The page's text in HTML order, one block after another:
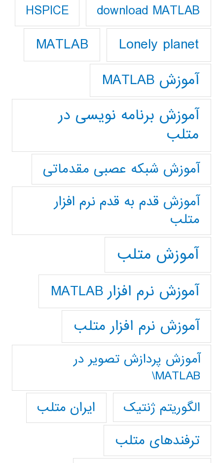
download MATLAB
HSPICE
Lonely planet
MATLAB
آموزش MATLAB
آموزش برنامه نویسی در
متلب
آموزش شبکه عصبی مقدماتی
آموزش قدم به قدم نرم افزار
متلب
آموزش متلب
آموزش نرم افزار MATLAB
آموزش نرم افزار متلب
آموزش پردازش تصوير در
MATLAB\
الگوریتم ژنتیک
ایران متلب
ترفندهای متلب